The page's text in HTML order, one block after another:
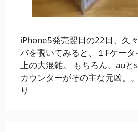
iPhone5発売翌日の22日、久
バを覗いてみると、１Fケー
上の大混雑。 もちろん、au
カウンターがその主な元凶。
り